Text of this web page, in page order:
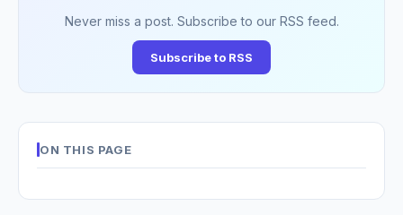
Never miss a post. Subscribe to our RSS feed.
Subscribe to RSS
ON THIS PAGE